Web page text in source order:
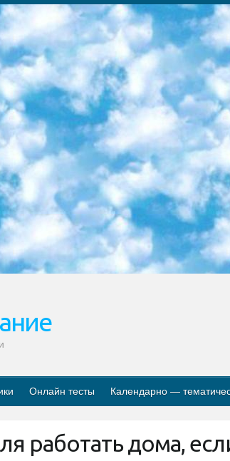
задания. 4. Педагогический при специализированных образовательных учреждениях. Научно-практический центр навыков и международной оценки (Д.Давидова), Республика образовательный центр (Худайкулов Ш.) итоговый государственный аттестационный экзамен ориентирован на творческое и логическое мышление при подготовке базы материалов учитывать введение заданий. 5. Следует отметить, что: сертификат государственного образца о знании общеобразовательного предмета и как минимум национальный уровень B1 по предметам на иностранных языках, указанным в Приложении 2. или международно признанный сертификат эквивалентного уровня студенты, изучающие определенный предмет, освобождаются от экзамена; по соответствующим предметам запланирована итоговая государственная аттестация за день до дня, путем жеребьевки Рабочей группой (в письменной форме по предметам, проводимым в форме) из числа сформированных вариантов выбрано 2 варианта; 2 выбранных варианта экзамена анонсированы на официальном сайте министерства и все выпускники по всей стране на основе этих вариантов проводит итоговую государственную аттестацию. 6. Государственное образование учащихся средних общеобразовательных учреждений. знания в соответствии с квалификационными требованиями, которые необходимо приобрести на основании стандартов итоговый (выпускной) контроль для 9 и 11 классов в целях тестирования Экзамены (далее – экзамены) состоят из предметов, перечисленных в приложении 1. будет сделано. 7. Экзамены пройдут с 26 мая по 15 июня 2024 г. (кроме науки физического воспитания). 8. Физическая для учащихся 9 классов общесредних образовательных учреждений. Экзамены по предмету «Образование, квалификация медицина» 1-6 мая 2024 года. сотрудники перевести под присмотр (с отклонениями в физическом или умственном развитии) специализированная школа для детей, школы-интернаты и со сколиозом школы-интернаты санаторного типа для больных детей исключены). 9. Он был слепым, слабовидящим и имел нарушения опорно-двигательного аппарата. экзамены в специализированных школах и интернатах для детей должны проводиться исходя из требований, предъявляемых к общеобразовательным учреждениям (физкультура кроме науки). 10. Специализированная школа для глухих и слабослышащих детей. и экзамены в интернатах и быть реализован в виде письменного теста по математике. 11. Специальность для умственно отсталых детей. Для 9 класса Родной язык и литературное письмо Государственный язык (язык обучения – узбекский). для неклассов) написано Математическое письмо Письменная/устная история Узбекистана Физическое воспитание практично Итоговый контроль Для 11 класса Написание родного языка и литературы (эссе) Математическое письмо Узбекский язык (обучение на узбекском языке) не посещающее общее среднее образование для учреждений)/Образовательное учреждение выбор письменный и устный Иностранный язык письменный/устный Письменная/устная история Узбекистана *По выбору студента:  Химия  Физика  Основы государственного права  География 10 бесплатных образовательных ресурсов - Мы составили подборку онлайн-проектов с интерактивными упражнениями, видеолекциями и статьями. Они помогут вам обрести новые и освежить старые знания бесплатно. 1.
Онлайн тесты Календарно —
работать дома,